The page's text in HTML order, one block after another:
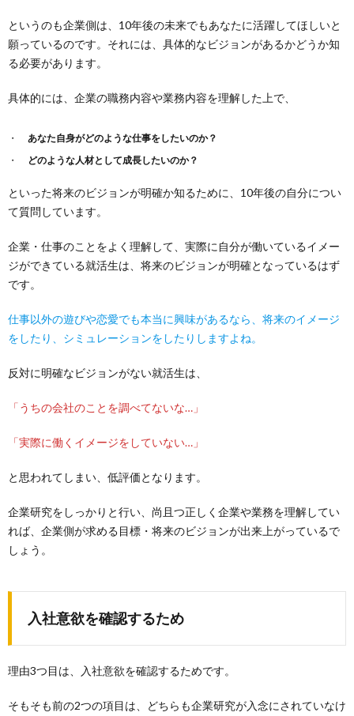
というのも企業側は、10年後の未来でもあなたに活躍してほしいと
願っているのです。それには、具体的なビジョンがあるかどうか知
る必要があります。
具体的には、企業の職務内容や業務内容を理解した上で、
あなた自身がどのような仕事をしたいのか？
どのような人材として成長したいのか？
といった将来のビジョンが明確か知るために、10年後の自分につい
て質問しています。
企業・仕事のことをよく理解して、実際に自分が働いているイメー
ジができている就活生は、将来のビジョンが明確となっているはず
です。
仕事以外の遊びや恋愛でも本当に興味があるなら、将来のイメージ
をしたり、シミュレーションをしたりしますよね。
反対に明確なビジョンがない就活生は、
「うちの会社のことを調べてないな…」
「実際に働くイメージをしていない…」
と思われてしまい、低評価となります。
企業研究をしっかりと行い、尚且つ正しく企業や業務を理解してい
れば、企業側が求める目標・将来のビジョンが出来上がっているで
しょう。
入社意欲を確認するため
理由3つ目は、入社意欲を確認するためです。
そもそも前の2つの項目は、どちらも企業研究が入念にされていなけ